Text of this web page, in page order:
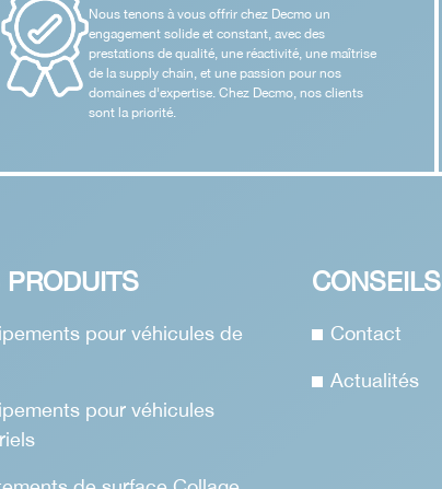
Nous tenons à vous offrir chez Decmo un
engagement solide et constant, avec des
prestations de qualité, une réactivité, une maîtrise
de la supply chain, et une passion pour nos
domaines d'expertise. Chez Decmo, nos clients
sont la priorité.
PRODUITS
pour véhicules de
pour véhicules
CONSEILS
Contact
Actualités